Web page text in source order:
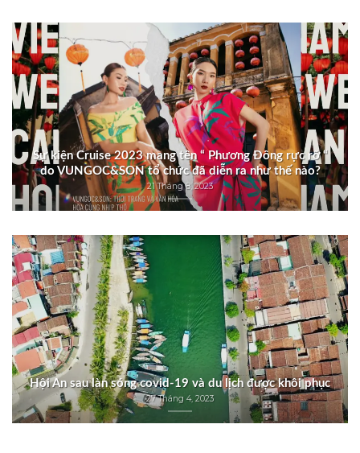
Sự kiện Cruise 2023 mang tên “ Phương Đông rực rỡ “
do VUNGOC&SON tổ chức đã diễn ra như thế nào?
21 Tháng 8, 2023
Hội An sau làn sóng covid-19 và du lịch được khôi phục
27 Tháng 4, 2023